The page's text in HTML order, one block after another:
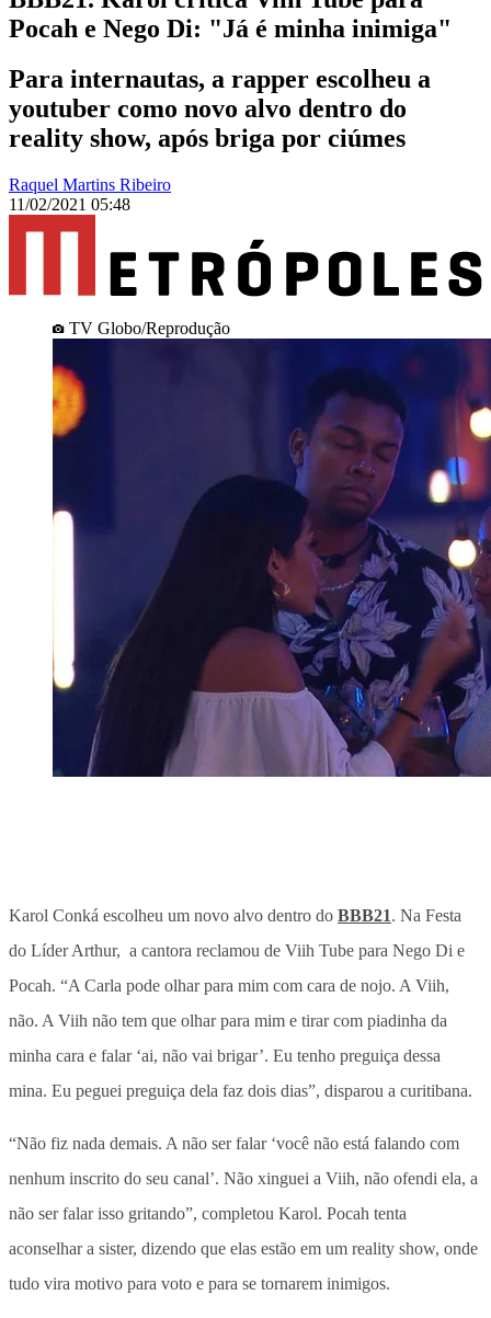
Pocah e Nego Di: "Já é minha inimiga"
Para internautas, a rapper escolheu a
youtuber como novo alvo dentro do
reality show, após briga por ciúmes
Raquel Martins Ribeiro
11/02/2021 05:48
TV Globo/Reprodução
Karol Conká escolheu um novo alvo dentro do BBB21. Na Festa
do Líder Arthur, a cantora reclamou de Viih Tube para Nego Di e
Pocah. “A Carla pode olhar para mim com cara de nojo. A Viih,
não. A Viih não tem que olhar para mim e tirar com piadinha da
minha cara e falar ‘ai, não vai brigar’. Eu tenho preguiça dessa
mina. Eu peguei preguiça dela faz dois dias”, disparou a curitibana.
“Não fiz nada demais. A não ser falar ‘você não está falando com
nenhum inscrito do seu canal’. Não xinguei a Viih, não ofendi ela, a
não ser falar isso gritando”, completou Karol. Pocah tenta
aconselhar a sister, dizendo que elas estão em um reality show, onde
tudo vira motivo para voto e para se tornarem inimigos.